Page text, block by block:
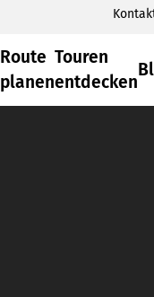
Route
planen
Touren
entdecken